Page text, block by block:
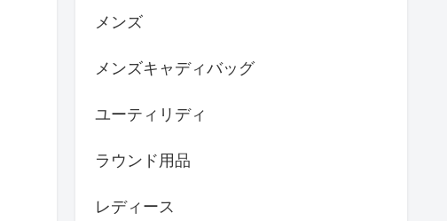
メンズ
メンズキャディバッグ
ユーティリディ
ラウンド用品
レディース